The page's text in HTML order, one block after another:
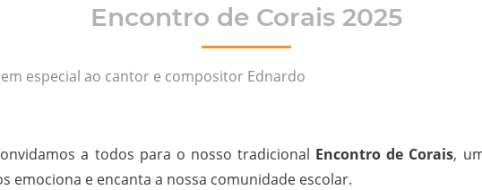
Encontro de Corais 2025
especial ao cantor e compositor Ednardo
a todos para o nosso tradicional Encontro de Corais,
emociona e encanta a nossa comunidade escolar.